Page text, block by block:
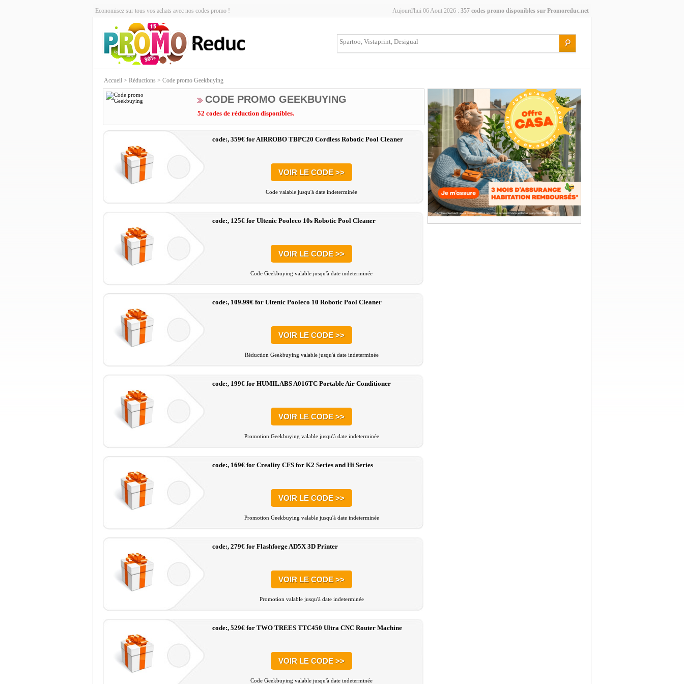
Economisez sur tous vos achats avec nos codes promo ! Aujourd'hui 06 Aout 2026 : 357 codes promo disponibles sur Promoreduc.net
Accueil > Réductions > Code promo Geekbuying
CODE PROMO GEEKBUYING
52 codes de réduction disponibles.
code:, 359€ for AIRROBO TBPC20 Cordless Robotic Pool Cleaner
VOIR LE CODE >>
Code valable jusqu'à date indeterminée
code:, 125€ for Ultenic Pooleco 10s Robotic Pool Cleaner
VOIR LE CODE >>
Code Geekbuying valable jusqu'à date indeterminée
code:, 109.99€ for Ultenic Pooleco 10 Robotic Pool Cleaner
VOIR LE CODE >>
Réduction Geekbuying valable jusqu'à date indeterminée
code:, 199€ for HUMILABS A016TC Portable Air Conditioner
VOIR LE CODE >>
Promotion Geekbuying valable jusqu'à date indeterminée
code:, 169€ for Creality CFS for K2 Series and Hi Series
VOIR LE CODE >>
Promotion Geekbuying valable jusqu'à date indeterminée
code:, 279€ for Flashforge AD5X 3D Printer
VOIR LE CODE >>
Promotion valable jusqu'à date indeterminée
code:, 529€ for TWO TREES TTC450 Ultra CNC Router Machine
VOIR LE CODE >>
Code Geekbuying valable jusqu'à date indeterminée